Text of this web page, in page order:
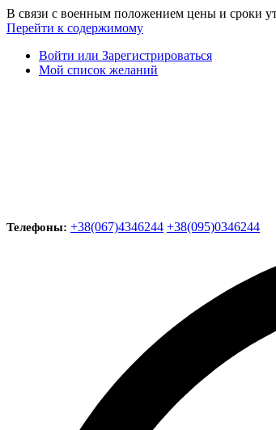
В связи с военным положением цены и сроки
Перейти к содержимому
Войти или Зарегистрироваться
Мой список желаний
Телефоны: +38(067)4346244 +38(095)0346244